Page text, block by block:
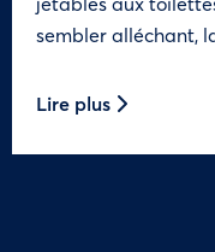
sembler alléchant,
Lire plus